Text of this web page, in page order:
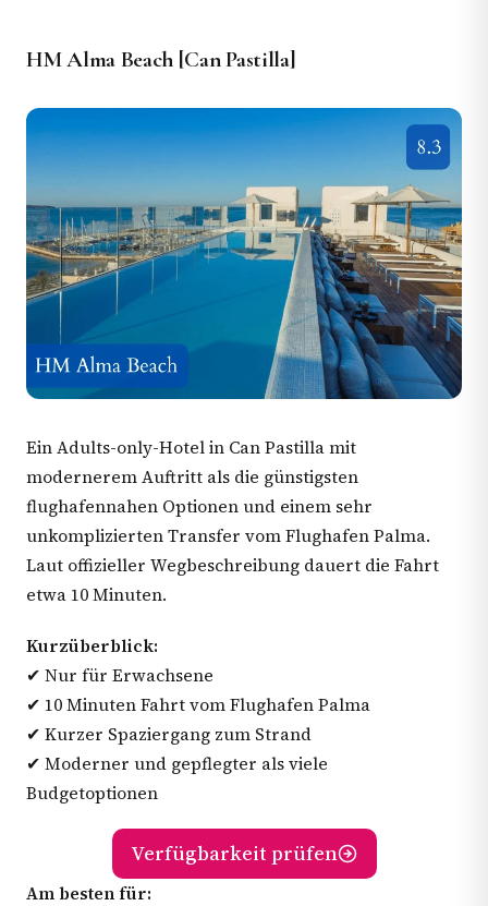
HM Alma Beach [Can Pastilla]
Ein Adults-only-Hotel in Can Pastilla mit
modernerem Auftritt als die günstigsten
flughafennahen Optionen und einem sehr
unkomplizierten Transfer vom Flughafen Palma.
Laut offizieller Wegbeschreibung dauert die Fahrt
etwa 10 Minuten.
Kurzüberblick:
✔ Nur für Erwachsene
✔ 10 Minuten Fahrt vom Flughafen Palma
✔ Kurzer Spaziergang zum Strand
✔ Moderner und gepflegter als viele
Budgetoptionen
Verfügbarkeit prüfen
Am besten für: